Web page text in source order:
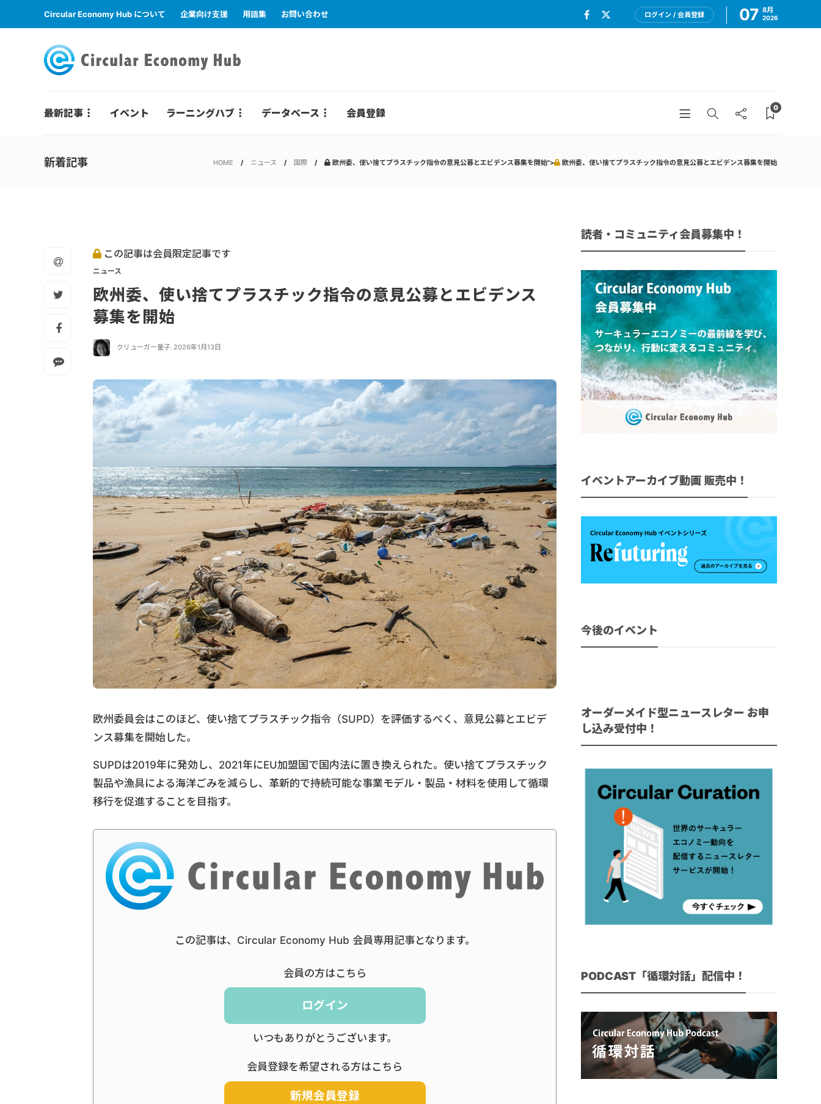
Circular Economy Hub について 企業向け支援 用語集 お問い合わせ ログイン / 会員登録 07 8月
2026
最新記事 イベント ラーニングハブ データベース 会員登録 0
新着記事 HOME ニュース 国際 欧州委、使い捨てプラスチック指令の意見公募とエビデンス募集を開始"> 欧州委、使い捨てプラスチック指令の意見公募とエビデンス募集を開始
この記事は会員限定記事です
ニュース
欧州委、使い捨てプラスチック指令の意見公募とエビデンス
募集を開始
クリューガー量子, 2026年1月13日
欧州委員会はこのほど、使い捨てプラスチック指令（SUPD）を評価するべく、意見公募とエビデ
ンス募集を開始した。
SUPDは2019年に発効し、2021年にEU加盟国で国内法に置き換えられた。使い捨てプラスチック
製品や漁具による海洋ごみを減らし、革新的で持続可能な事業モデル・製品・材料を使用して循環
移行を促進することを目指す。
この記事は、Circular Economy Hub 会員専用記事となります。
会員の方はこちら
ログイン
いつもありがとうございます。
会員登録を希望される方はこちら
新規会員登録
読者・コミュニティ会員募集中！
イベントアーカイブ動画 販売中！
今後のイベント
オーダーメイド型ニュースレター お申
し込み受付中！
PODCAST「循環対話」配信中！